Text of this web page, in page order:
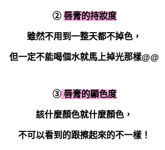
② 唇膏的持妝度
雖然不用到一整天都不掉色，
但一定不能喝個水就馬上掉光那樣@@
③唇膏的顯色度
該什麼顏色就什麼顏色，
不可以看到的跟擦起來的不一樣！